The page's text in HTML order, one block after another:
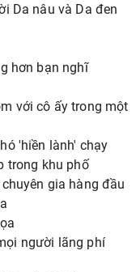
Da nâu và Da đen
hơn bạn nghĩ
với cô ấy trong một
'hiền lành' chạy
trong khu phố
gia hàng đầu
người lãng phí